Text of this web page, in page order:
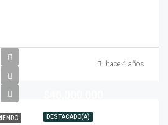
hace 4 años
DESTACADO(A)